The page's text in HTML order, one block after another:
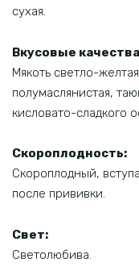
сухая.
Вкусовые
Мякоть светло-
полумаслянистая,
кисловато-сладкого
Скороплодность:
Скороплодный,
после прививки.
Свет:
Светолюбива.